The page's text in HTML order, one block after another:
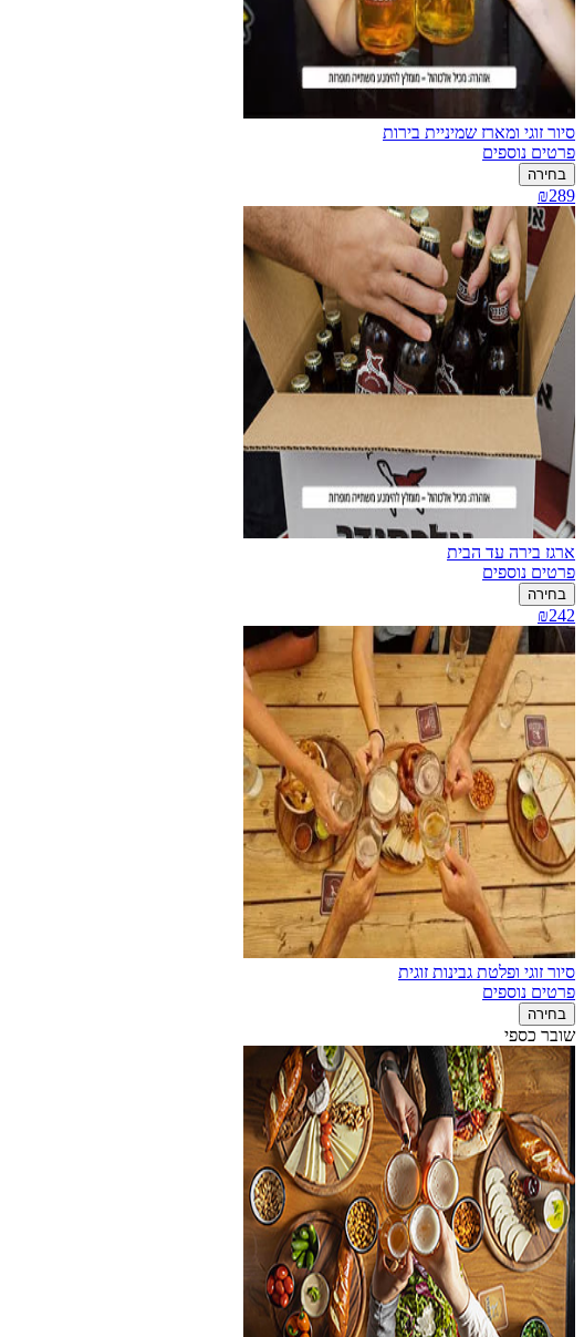
סיור זוגי ומארז שמיניית בירות
פרטים נוספים
בחירה
₪289
ארגז בירה עד הבית
פרטים נוספים
בחירה
₪242
סיור זוגי ופלטת גבינות זוגית
פרטים נוספים
בחירה
שובר כספי